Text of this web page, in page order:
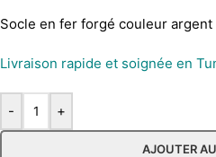
Socle en fer forgé couleur argent
Livraison rapide et soignée en
- +
AJOUTER